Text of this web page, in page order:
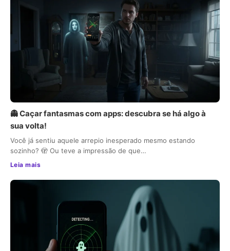
👻 Caçar fantasmas com apps: descubra se há algo à
sua volta!
Você já sentiu aquele arrepio inesperado mesmo estando
sozinho? 🫣 Ou teve a impressão de que…
Leia mais